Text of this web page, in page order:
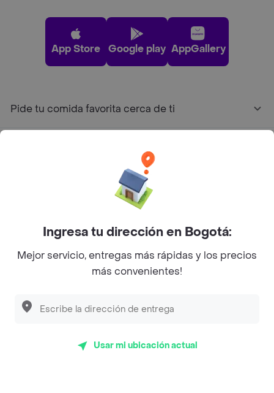
App Store Google play AppGallery
Pide tu comida favorita cerca de ti
Facebook
Twitter
Instagram
Rappi S.A.S. --- NIT 900.843.898-9 --- Calle 63 # 16A-02
Ingresa tu dirección en Bogotá:
Mejor servicio, entregas más rápidas y los precios
más convenientes!
Usar mi ubicación actual